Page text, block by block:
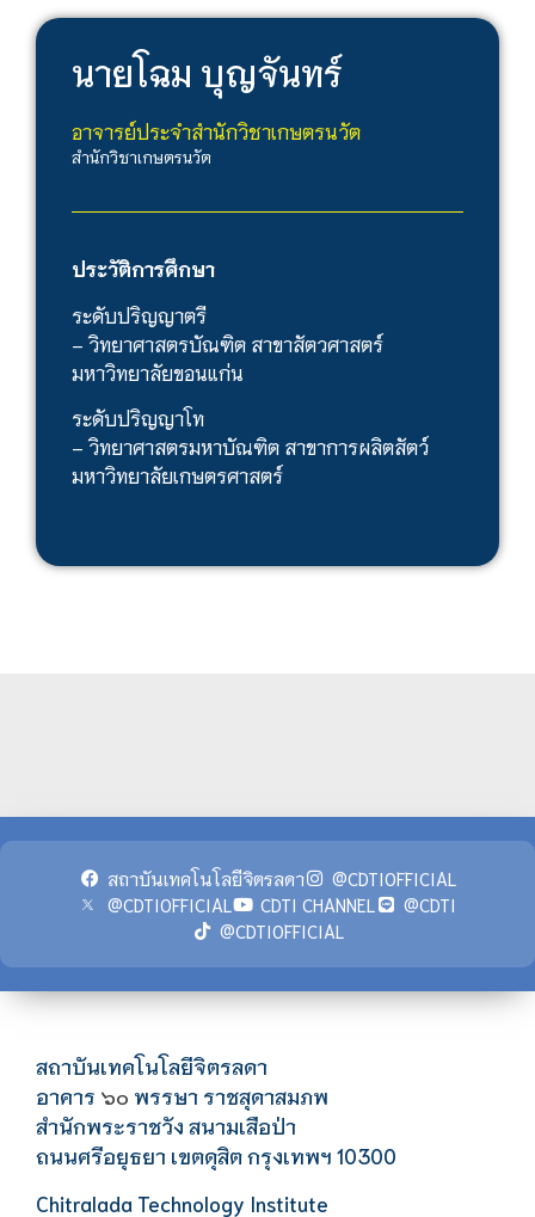
นายโฉม บุญจันทร์
อาจารย์ประจำสำนักวิชาเกษตรนวัต
สำนักวิชาเกษตรนวัต
ประวัติการศึกษา
ระดับปริญญาตรี
– วิทยาศาสตรบัณฑิต สาขาสัตวศาสตร์
มหาวิทยาลัยขอนแก่น
ระดับปริญญาโท
– วิทยาศาสตรมหาบัณฑิต สาขาการผลิตสัตว์
มหาวิทยาลัยเกษตรศาสตร์
สถาบันเทคโนโลยีจิตรลดา
@CDTIOFFICIAL
@CDTIOFFICIAL
CDTI CHANNEL
@CDTI
@CDTIOFFICIAL
สถาบันเทคโนโลยีจิตรลดา
อาคาร ๖๐ พรรษา ราชสุดาสมภพ
สำนักพระราชวัง สนามเสือป่า
ถนนศรีอยุธยา เขตดุสิต กรุงเทพฯ 10300
Chitralada Technology Institute